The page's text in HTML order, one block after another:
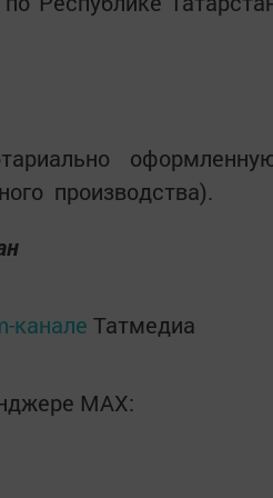
производства).
канале Татмедиа
MАХ: